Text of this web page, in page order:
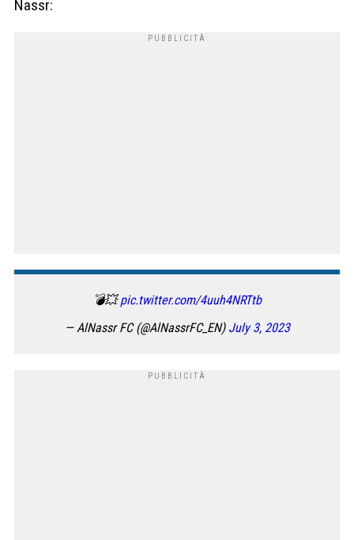
Nassr:
💣💥pic.twitter.com/4uuh4NRTtb
— AlNassr FC (@AlNassrFC_EN) July 3, 2023